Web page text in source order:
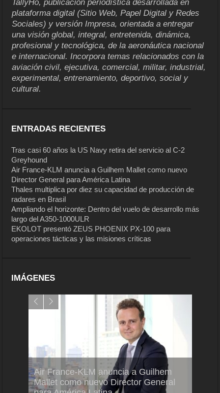
TallyHo, publicación periodística desarrollada en
plataforma digital (Sitio Web, Papel Digital y Redes
Sociales) y versión Impresa, orientada a entregar
una visión global, integral, entretenida, dinámica,
profesional y tecnológica, de la aeronáutica nacional
e internacional. Incorpora temas relacionados con la
aviación civil, ejecutiva, comercial, militar, industrial,
experimental, entrenamiento, deportivo, social y
cultural.
ENTRADAS RECIENTES
Tras casi 60 años la US Navy retira del servicio al C-2
Greyhound
Air France-KLM anuncia a Guilhem Mallet como nuevo
Director General para América Latina
Thales multiplica por diez su capacidad de producción de
radares en Brasil
Ampliando el horizonte: Dentro del vuelo de desarrollo más
largo del A350-1000ULR
EKOLOT presentó ZEUS PHOENIX PX-100 para
operaciones tácticas y las misiones críticas
IMÁGENES
Air France-KLM anuncia a Guilhem
Mallet como nuevo Director General